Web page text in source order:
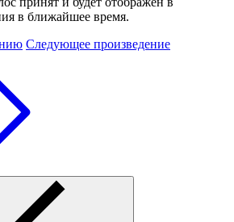
в ближайшее время.
Следующее произведение